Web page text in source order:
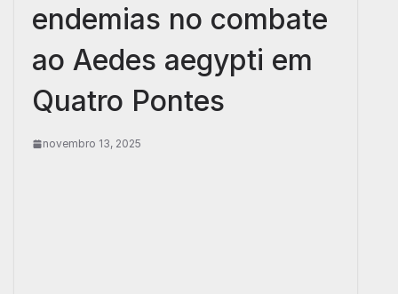
endemias no combate
ao Aedes aegypti em
Quatro Pontes
novembro 13, 2025